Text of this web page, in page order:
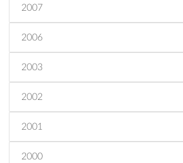
2007
2006
2003
2002
2001
2000